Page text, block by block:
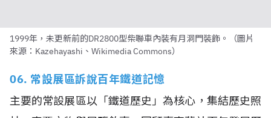
1999年，未更新前的DR2800型柴聯車內裝有月洞門裝飾。（圖片
來源：Kazehayashi、Wikimedia Commons）
06. 常設展區訴說百年鐵道記憶
主要的常設展區以「鐵道歷史」為核心，集結歷史照